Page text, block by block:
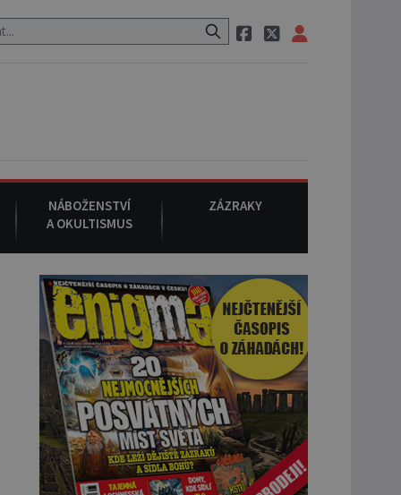
pak si na ulici zavolá taxi, nasedne do něj a už ho nikdy
NÁBOŽENSTVÍ
A OKULTISMUS
ZÁZRAKY